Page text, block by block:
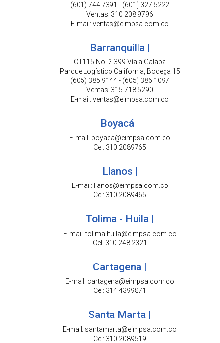
(601) 744 7391 - (601) 327 5222
Ventas: 310 208 9796
E-mail: ventas@eimpsa.com.co
Barranquilla |
Cll 115 No. 2-399 Vía a Galapa
Parque Logístico California, Bodega 15
(605) 385 9144 - (605) 386 1097
Ventas: 315 718 5290
E-mail: ventas@eimpsa.com.co
Boyacá |
E-mail: boyaca@eimpsa.com.co
Cel: 310 2089765
Llanos |
E-mail: llanos@eimpsa.com.co
Cel: 310 2089465
Tolima - Huila |
E-mail: tolima.huila@eimpsa.com.co
Cel: 310 248 2321
Cartagena |
E-mail: cartagena@eimpsa.com.co
Cel: 314 4399871
Santa Marta |
E-mail: santamarta@eimpsa.com.co
Cel: 310 2089519